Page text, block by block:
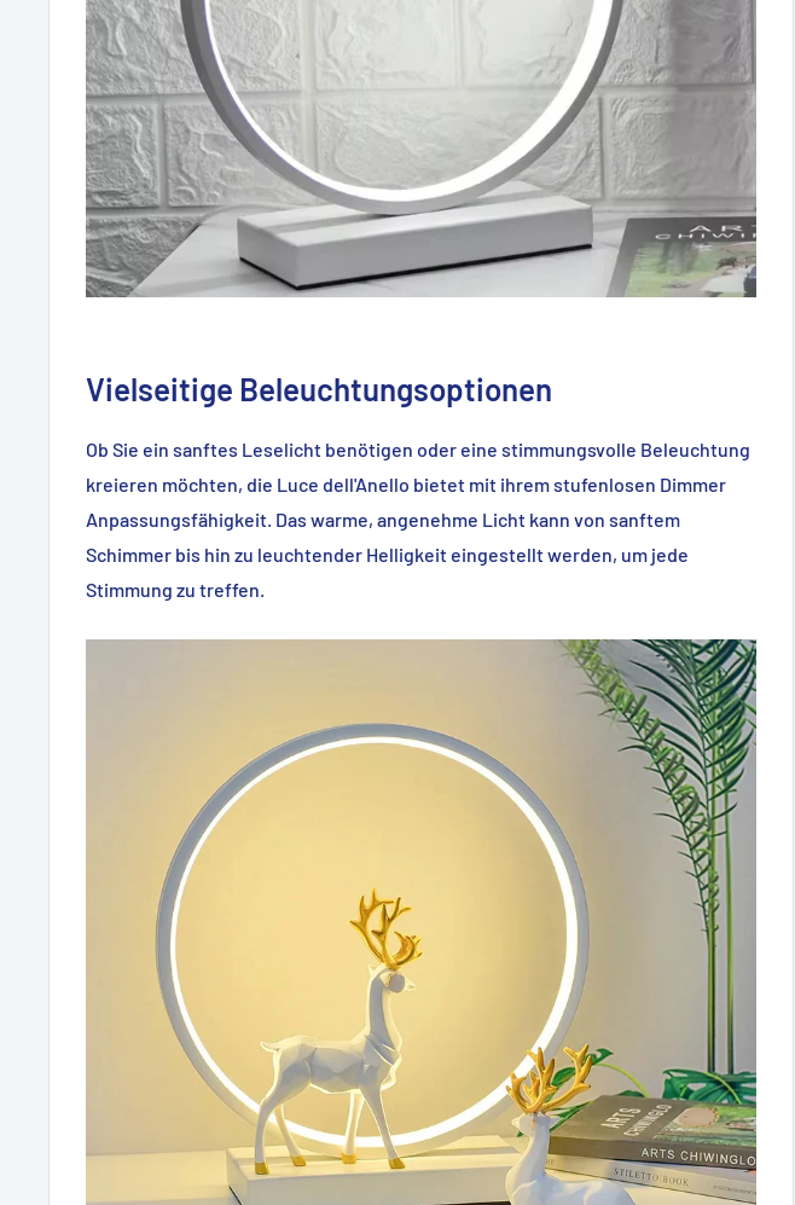
Vielseitige Beleuchtungsoptionen
Ob Sie ein sanftes Leselicht benötigen oder eine stimmungsvolle Beleuchtung
kreieren möchten, die Luce dell'Anello bietet mit ihrem stufenlosen Dimmer
Anpassungsfähigkeit. Das warme, angenehme Licht kann von sanftem
Schimmer bis hin zu leuchtender Helligkeit eingestellt werden, um jede
Stimmung zu treffen.